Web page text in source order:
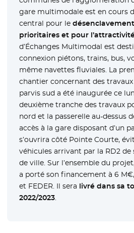
gare multimodale est en cours
central pour le
prioritaires et pour
d’Échanges Multimodal est
connexion piétons, trains, bus,
même navettes fluviales. La
chantier concernant des
parvis sud a été inaugurée ce
deuxième tranche des travaux
nord et la passerelle au-dessus
accès à la gare disposant d’un
s’ouvrira côté Pointe Courte,
véhicules arrivant par la RD2 de
de ville. Sur l’ensemble du
a porté son financement à 6
et FEDER. Il sera livré dans sa
2022/2023.